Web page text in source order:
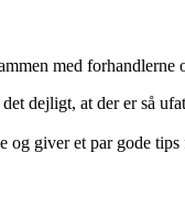
med
dejligt, at der er så
og giver et par gode tips